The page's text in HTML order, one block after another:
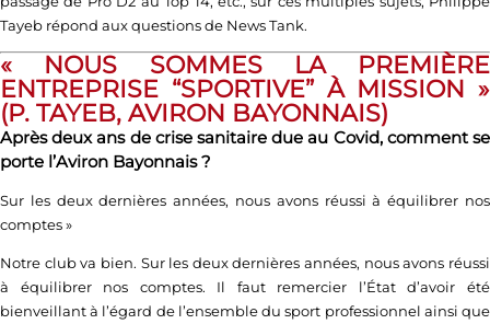
Tayeb répond aux questions de News Tank.
« NOUS SOMMES LA PREMIÈRE
ENTREPRISE “SPORTIVE” À MISSION »
(P. TAYEB, AVIRON BAYONNAIS)
Après deux ans de crise sanitaire due au Covid, comment se
porte l’Aviron Bayonnais ?
Sur les deux dernières années, nous avons réussi à équilibrer nos
comptes»
Notre club va bien. Sur les deux dernières années, nous avons réussi
à équilibrer nos comptes. Il faut remercier l’État d’avoir été
bienveillant à l’égard de l’ensemble du sport professionnel ainsi que